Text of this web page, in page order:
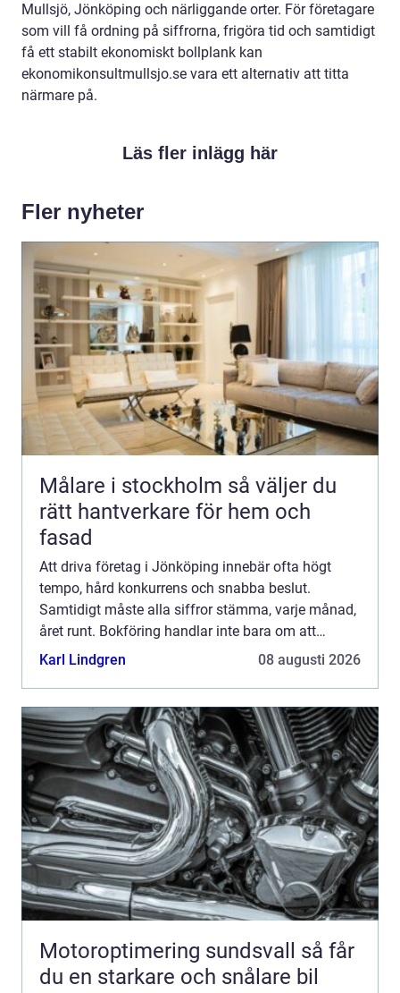
Mullsjö, Jönköping och närliggande orter. För företagare
som vill få ordning på siffrorna, frigöra tid och samtidigt
få ett stabilt ekonomiskt bollplank kan
ekonomikonsultmullsjo.se vara ett alternativ att titta
närmare på.
Läs fler inlägg här
Fler nyheter
Målare i stockholm så väljer du
rätt hantverkare för hem och
fasad
Att driva företag i Jönköping innebär ofta högt
tempo, hård konkurrens och snabba beslut.
Samtidigt måste alla siffror stämma, varje månad,
året runt. Bokföring handlar inte bara om att
f&oum...
Karl Lindgren 08 augusti 2026
Motoroptimering sundsvall så får
du en starkare och snålare bil